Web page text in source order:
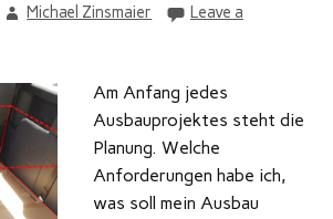
Michael Zinsmaier
Leave a
Am Anfang jedes
Ausbauprojektes steht die
Planung. Welche
Anforderungen habe ich,
was soll mein Ausbau